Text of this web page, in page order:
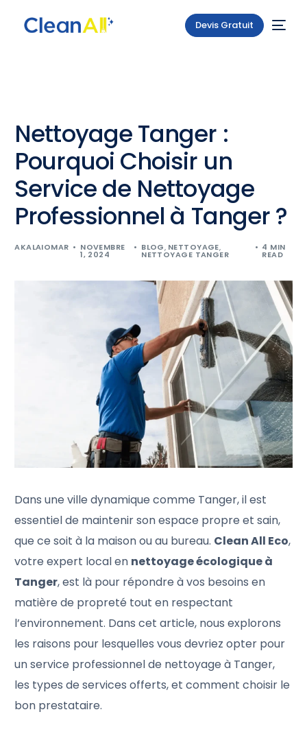
Devis Gratuit
Nettoyage Tanger :
Pourquoi Choisir un
Service de Nettoyage
Professionnel à Tanger ?
AKALAIOMAR NOVEMBRE
1, 2024
BLOG, NETTOYAGE,
NETTOYAGE TANGER
4 MIN
READ
Dans une ville dynamique comme Tanger, il est
essentiel de maintenir son espace propre et sain,
que ce soit à la maison ou au bureau. Clean All Eco,
votre expert local en nettoyage écologique à
Tanger, est là pour répondre à vos besoins en
matière de propreté tout en respectant
l’environnement. Dans cet article, nous explorons
les raisons pour lesquelles vous devriez opter pour
un service professionnel de nettoyage à Tanger,
les types de services offerts, et comment choisir le
bon prestataire.